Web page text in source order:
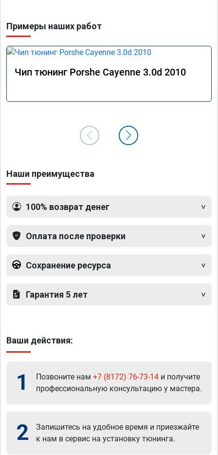
Примеры наших работ
Чип тюнинг Porshe Cayenne 3.0d 2010
Наши преимущества
100% возврат денег
Оплата после проверки
Сохранение ресурса
Гарантия 5 лет
Ваши действия:
1 Позвоните нам +7 (8172) 76-73-14 и получите
профессиональную консультацию у мастера.
2
Запишитесь на удобное время и приезжайте
к нам в сервис на установку тюнинга.